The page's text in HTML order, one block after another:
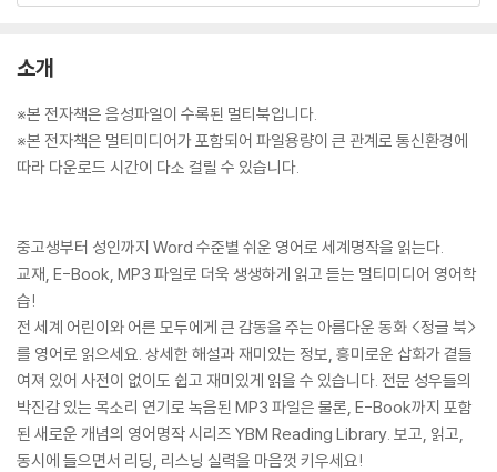
소개
※본 전자책은 음성파일이 수록된 멀티북입니다.
※본 전자책은 멀티미디어가 포함되어 파일용량이 큰 관계로 통신환경에
따라 다운로드 시간이 다소 걸릴 수 있습니다.
중고생부터 성인까지 Word 수준별 쉬운 영어로 세계명작을 읽는다.
교재, E-Book, MP3 파일로 더욱 생생하게 읽고 듣는 멀티미디어 영어학
습!
전 세계 어린이와 어른 모두에게 큰 감동을 주는 아름다운 동화 <정글 북>
를 영어로 읽으세요. 상세한 해설과 재미있는 정보, 흥미로운 삽화가 곁들
여져 있어 사전이 없이도 쉽고 재미있게 읽을 수 있습니다. 전문 성우들의
박진감 있는 목소리 연기로 녹음된 MP3 파일은 물론, E-Book까지 포함
된 새로운 개념의 영어명작 시리즈 YBM Reading Library. 보고, 읽고,
동시에 들으면서 리딩, 리스닝 실력을 마음껏 키우세요!